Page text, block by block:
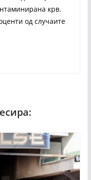
крв.
од случаите